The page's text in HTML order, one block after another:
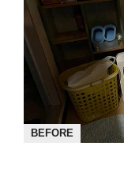
BEFORE